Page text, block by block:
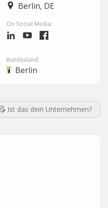
Berlin, DE
On Social Media:
Bundesland:
Berlin
Ist das dein Unternehmen?